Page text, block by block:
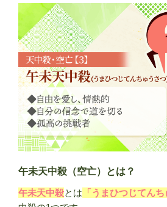
と
は
何
か？
期
間
や
気
を
つ
け
る
と
午未天中殺（空亡）とは？
午未天中殺とは 「うまひつじてんち